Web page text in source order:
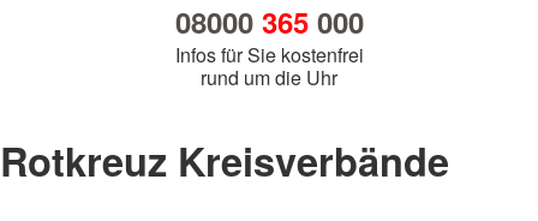
08000 365000
Infos für Sie kostenfrei
rund um die Uhr
Rotkreuz Kreisverbände